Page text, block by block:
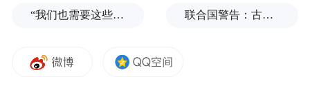
“我们也需要这些导弹啊”，特朗普公开拒绝泽连斯基！ 联合国警告：古巴或变成沉默的加沙